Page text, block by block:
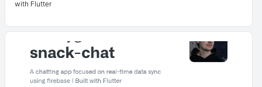
with Flutter